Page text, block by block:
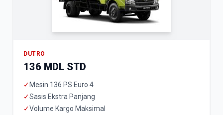
DUTRO
136 MDL STD
✓ Mesin 136 PS Euro 4
✓Sasis Ekstra Panjang
✓Volume Kargo Maksimal